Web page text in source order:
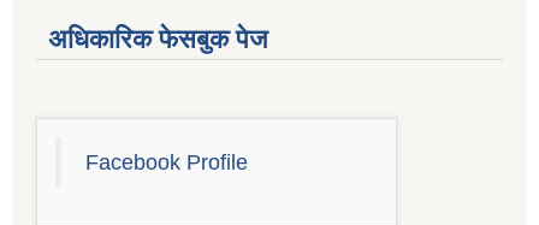
अधिकारिक फेसबुक पेज
Facebook Profile